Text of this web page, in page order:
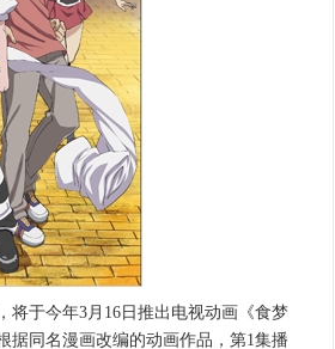
于今年3月16日推出电视动画《食梦
据同名漫画改编的动画作品，第1集播